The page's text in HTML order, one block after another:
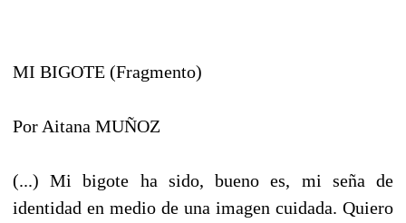
MI BIGOTE (Fragmento)
Por Aitana MUÑOZ
(...) Mi bigote ha sido, bueno es, mi seña de
identidad en medio de una imagen cuidada. Quiero